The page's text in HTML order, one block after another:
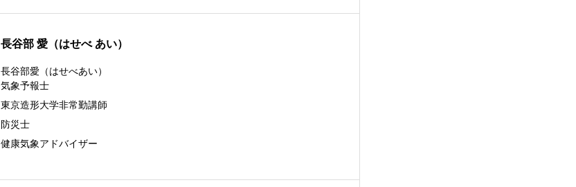
長谷部 愛（はせべ あい）
長谷部愛（はせべあい）
気象予報士
東京造形大学非常勤講師
防災士
健康気象アドバイザー